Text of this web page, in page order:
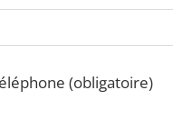
(obligatoire)